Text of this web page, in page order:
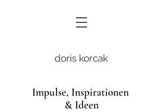
doris korcak
Impulse, Inspirationen
& Ideen